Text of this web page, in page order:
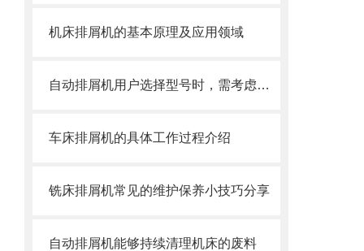
机床排屑机的基本原理及应用领域
自动排屑机用户选择型号时，需考虑哪些事项？
车床排屑机的具体工作过程介绍
铣床排屑机常见的维护保养小技巧分享
自动排屑机能够持续清理机床的废料